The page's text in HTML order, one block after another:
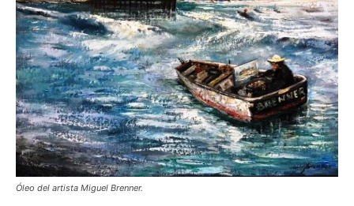
Óleo del artista Miguel Brenner.